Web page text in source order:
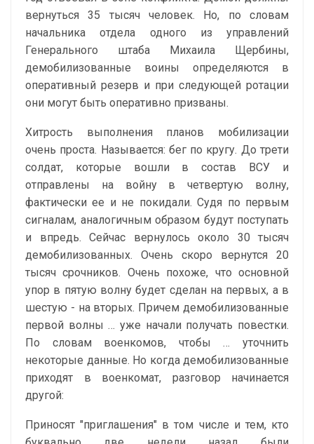
вернуться 35 тысяч человек. Но, по словам
начальника отдела одного из управлений
Генерального штаба Михаила Щербины,
демобилизованные воины определяются в
оперативный резерв и при следующей ротации
они могут быть оперативно призваны.
Хитрость выполнения планов мобилизации
очень проста. Называется: бег по кругу. До трети
солдат, которые вошли в состав ВСУ и
отправлены на войну в четвертую волну,
фактически ее и не покидали. Судя по первым
сигналам, аналогичным образом будут поступать
и впредь. Сейчас вернулось около 30 тысяч
демобилизованных. Очень скоро вернутся 20
тысяч срочников. Очень похоже, что основной
упор в пятую волну будет сделан на первых, а в
шестую - на вторых. Причем демобилизованные
первой волны … уже начали получать повестки.
По словам военкомов, чтобы … уточнить
некоторые данные. Но когда демобилизованные
приходят в военкомат, разговор начинается
другой:
Приносят "приглашения" в том числе и тем, кто